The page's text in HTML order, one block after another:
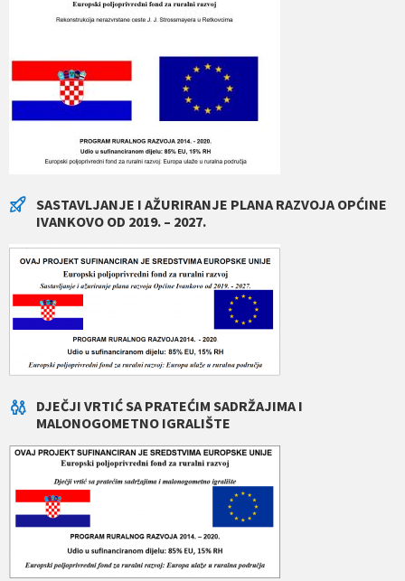
SASTAVLJANJE I AŽURIRANJE PLANA RAZVOJA OPĆINE
IVANKOVO OD 2019. – 2027.
DJEČJI VRTIĆ SA PRATEĆIM SADRŽAJIMA I
MALONOGOMETNO IGRALIŠTE